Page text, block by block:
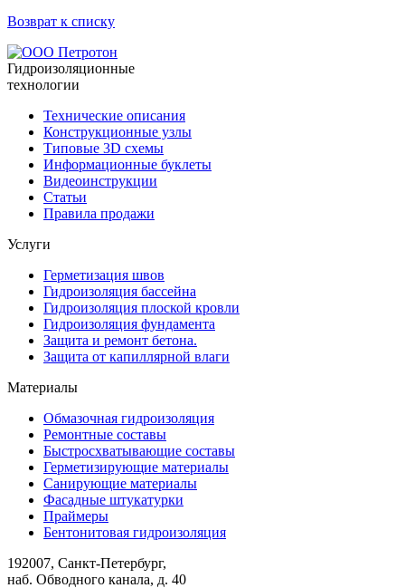
Возврат к списку
Гидроизоляционные
технологии
Технические описания
Конструкционные узлы
Типовые 3D схемы
Информационные буклеты
Видеоинструкции
Статьи
Правила продажи
Услуги
Герметизация швов
Гидроизоляция бассейна
Гидроизоляция плоской кровли
Гидроизоляция фундамента
Защита и ремонт бетона.
Защита от капиллярной влаги
Материалы
Обмазочная гидроизоляция
Ремонтные составы
Быстросхватывающие составы
Герметизирующие материалы
Санирующие материалы
Фасадные штукатурки
Праймеры
Бентонитовая гидроизоляция
192007, Санкт-Петербург,
наб. Обводного канала, д. 40